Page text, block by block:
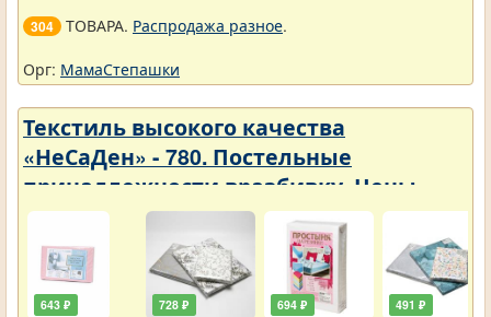
304 ТОВАРА. Распродажа разное.
Орг: МамаСтепашки
Текстиль высокого качества
«НеСаДен» - 780. Постельные
принадлежности вразбивку. Цены
упали
643 ₽ 728 ₽ 694 ₽ 491 ₽